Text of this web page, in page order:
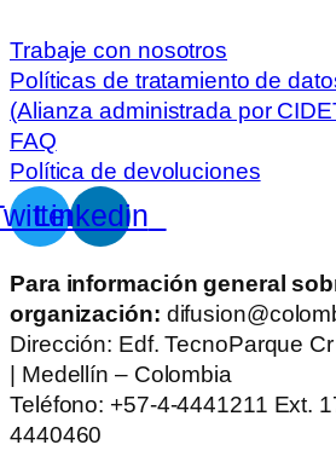
Trabaje con nosotros
Políticas de tratamiento de
(Alianza administrada por
FAQ
Política de devoluciones
Linkedin
Para información general
organización:
Dirección: Edf. TecnoParque
| Medellín – Colombia
Teléfono: +57-4-4441211 Ext.
4440460